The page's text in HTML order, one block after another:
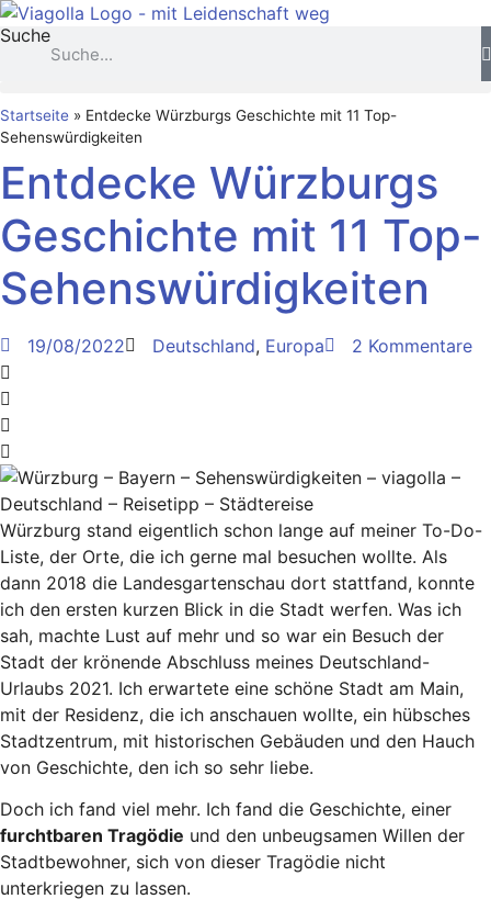
Zum
Inhalt
springen
Suche
Startseite » Entdecke Würzburgs Geschichte mit 11 Top-
Sehenswürdigkeiten
Entdecke Würzburgs
Geschichte mit 11 Top-
Sehenswürdigkeiten
19/08/2022 Deutschland, Europa 2 Kommentare
Würzburg stand eigentlich schon lange auf meiner To-Do-
Liste, der Orte, die ich gerne mal besuchen wollte. Als
dann 2018 die Landesgartenschau dort stattfand, konnte
ich den ersten kurzen Blick in die Stadt werfen. Was ich
sah, machte Lust auf mehr und so war ein Besuch der
Stadt der krönende Abschluss meines Deutschland-
Urlaubs 2021. Ich erwartete eine schöne Stadt am Main,
mit der Residenz, die ich anschauen wollte, ein hübsches
Stadtzentrum, mit historischen Gebäuden und den Hauch
von Geschichte, den ich so sehr liebe.
Doch ich fand viel mehr. Ich fand die Geschichte, einer
furchtbaren Tragödie und den unbeugsamen Willen der
Stadtbewohner, sich von dieser Tragödie nicht
unterkriegen zu lassen.